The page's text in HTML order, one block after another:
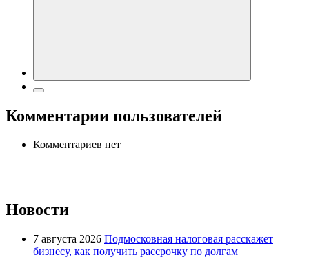
Комментарии пользователей
Комментариев нет
Новости
7 августа 2026 Подмосковная налоговая расскажет
бизнесу, как получить рассрочку по долгам